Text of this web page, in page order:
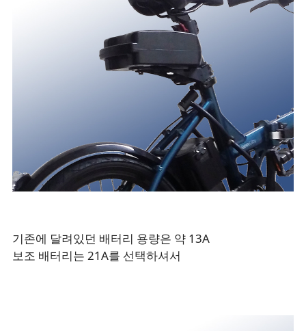
기존에 달려있던 배터리 용량은 약 13A
보조 배터리는 21A를 선택하셔서